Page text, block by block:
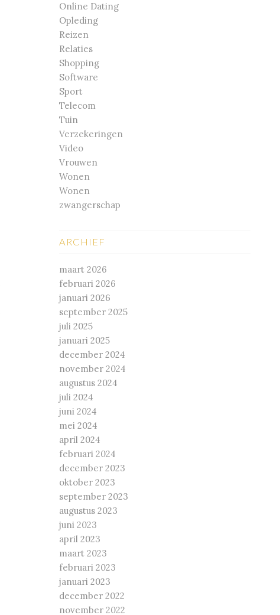
Online Dating
Opleding
Reizen
Relaties
Shopping
Software
Sport
Telecom
Tuin
Verzekeringen
Video
Vrouwen
Wonen
Wonen
zwangerschap
ARCHIEF
maart 2026
februari 2026
januari 2026
september 2025
juli 2025
januari 2025
december 2024
november 2024
augustus 2024
juli 2024
juni 2024
mei 2024
april 2024
februari 2024
december 2023
oktober 2023
september 2023
augustus 2023
juni 2023
april 2023
maart 2023
februari 2023
januari 2023
december 2022
november 2022